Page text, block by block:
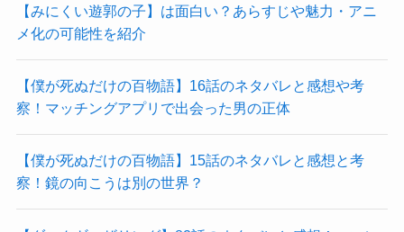
【みにくい遊郭の子】は面白い？あらすじや魅力・アニ
メ化の可能性を紹介
【僕が死ぬだけの百物語】16話のネタバレと感想や考
察！マッチングアプリで出会った男の正体
【僕が死ぬだけの百物語】15話のネタバレと感想と考
察！鏡の向こうは別の世界？